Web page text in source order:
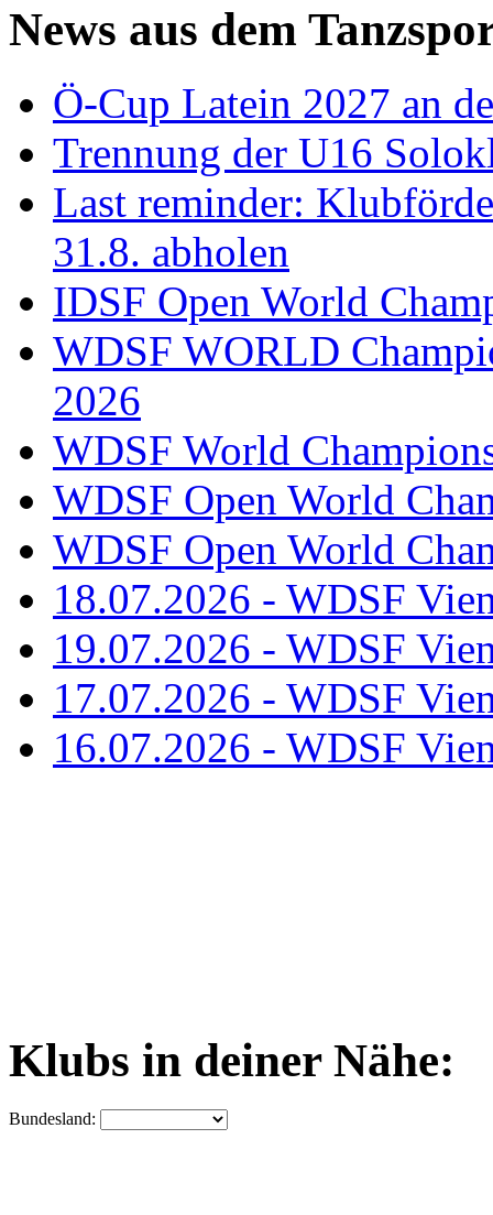
News aus dem
Ö-Cup Latein 2027 an
Trennung der U16
Last reminder:
31.8. abholen
IDSF Open World
WDSF WORLD
2026
WDSF World
WDSF Open World
WDSF Open World
18.07.2026 - WDSF
19.07.2026 - WDSF
17.07.2026 - WDSF
16.07.2026 - WDSF
Klubs in deiner Nähe:
Bundesland: